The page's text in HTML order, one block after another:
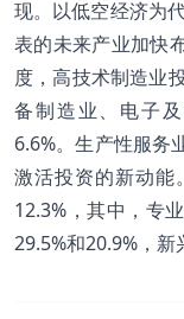
现。以低空经济为
表的未来产业加快
度，高技术制造业
备制造业、电子
6.6%。生产性服务
激活投资的新动能
12.3%，其中，专
29.5%和20.9%，新